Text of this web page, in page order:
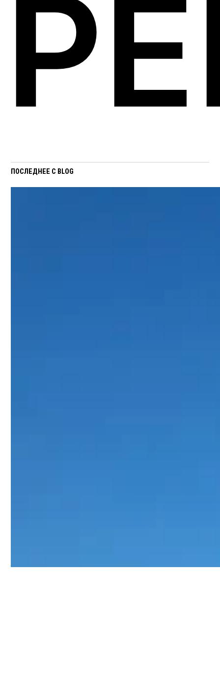
ПОСЛЕДНЕЕ С BLOG